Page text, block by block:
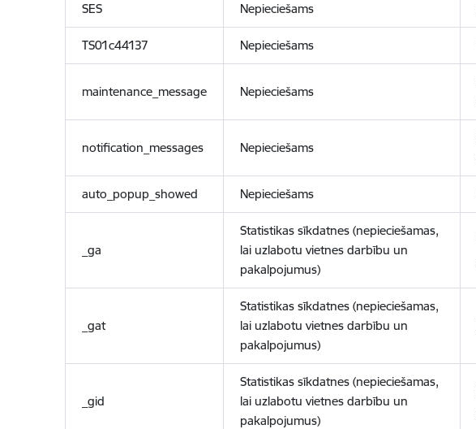
SES Nepieciešams
TS01c44137 Nepieciešams
maintenance_message Nepieciešams
notification_messages Nepieciešams
auto_popup_showed Nepieciešams
_ga
Statistikas sīkdatnes (nepieciešamas,
lai uzlabotu vietnes darbību un
pakalpojumus)
_gat
Statistikas sīkdatnes (nepieciešamas,
lai uzlabotu vietnes darbību un
pakalpojumus)
_gid
Statistikas sīkdatnes (nepieciešamas,
lai uzlabotu vietnes darbību un
pakalpojumus)